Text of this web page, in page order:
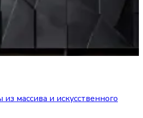
массива и искусственного